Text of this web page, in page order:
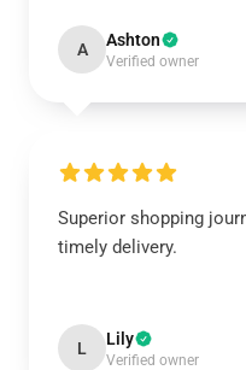
A Ashton
Verified owner
Superior shopping
timely delivery.
L Lily
Verified owner